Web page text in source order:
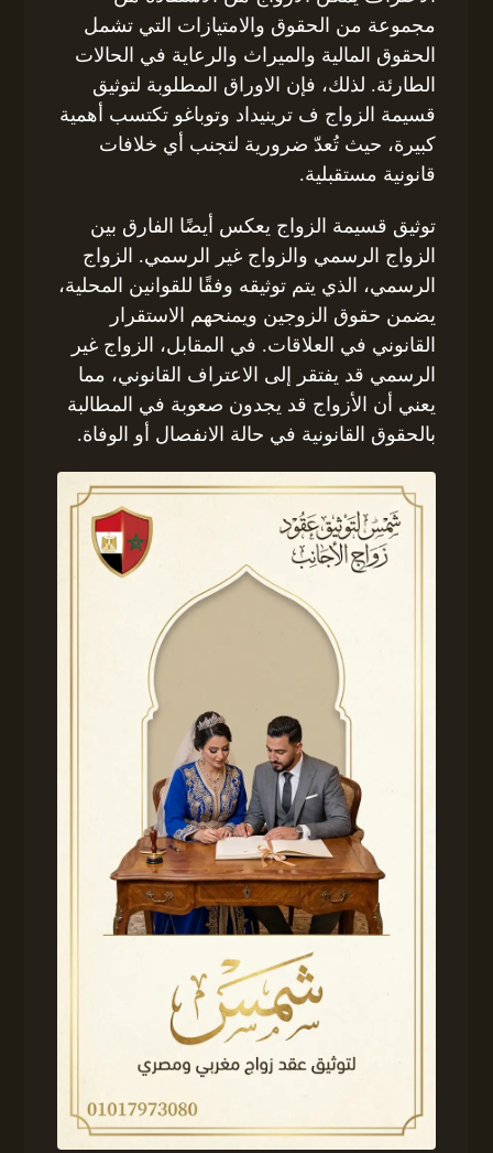
مجموعة من الحقوق والامتيازات التي تشمل
الحقوق المالية والميراث والرعاية في الحالات
الطارئة. لذلك، فإن الاوراق المطلوبة لتوثيق
قسيمة الزواج ف ترينيداد وتوباغو تكتسب أهمية
كبيرة، حيث تُعدّ ضرورية لتجنب أي خلافات
قانونية مستقبلية.
توثيق قسيمة الزواج يعكس أيضًا الفارق بين
الزواج الرسمي والزواج غير الرسمي. الزواج
الرسمي، الذي يتم توثيقه وفقًا للقوانين المحلية،
يضمن حقوق الزوجين ويمنحهم الاستقرار
القانوني في العلاقات. في المقابل، الزواج غير
الرسمي قد يفتقر إلى الاعتراف القانوني، مما
يعني أن الأزواج قد يجدون صعوبة في المطالبة
بالحقوق القانونية في حالة الانفصال أو الوفاة.